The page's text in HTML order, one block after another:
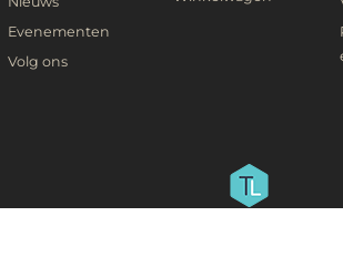
Evenementen
Volg ons